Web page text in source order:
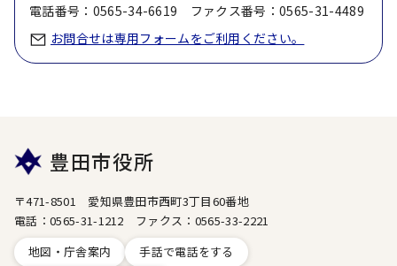
電話番号：0565-34-6619 ファクス番号：0565-31-4489
お問合せは専用フォームをご利用ください。
豊田市役所
〒471-8501 愛知県豊田市西町3丁目60番地
電話：0565-31-1212 ファクス：0565-33-2221
地図・庁舎案内
手話で電話をする